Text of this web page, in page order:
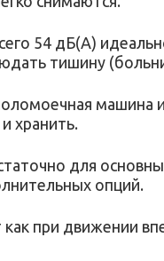
54 дБ(А)
тишину
машина
хранить.
для
опций.
при движении